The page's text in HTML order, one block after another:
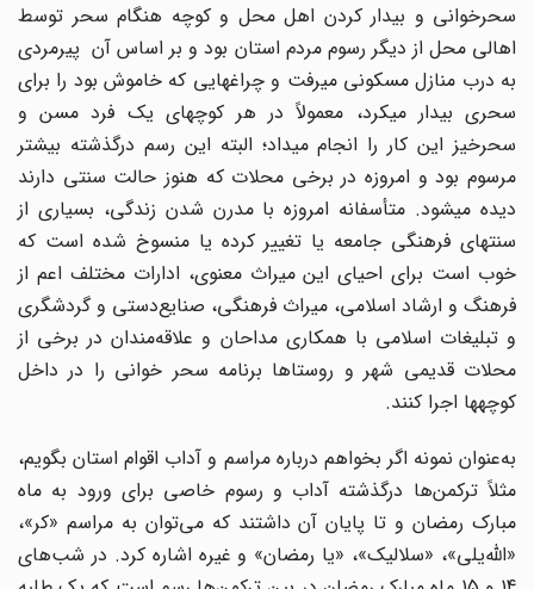
سحرخوانی و بیدار کردن اهل محل و کوچه هنگام سحر توسط
اهالی محل از دیگر رسوم مردم استان بود و بر اساس آن پیرمردی
به درب منازل مسکونی می‎رفت و چراغ‎هایی که خاموش بود را برای
سحری بیدار می‎کرد، معمولاً در هر کوچه‎ای یک فرد مسن و
سحرخیز این کار را انجام می‎داد؛ البته این رسم درگذشته بیشتر
مرسوم بود و امروزه در برخی محلات که هنوز حالت سنتی دارند
دیده می‎شود. متأسفانه امروزه با مدرن شدن زندگی، بسیاری از
سنت‎های فرهنگی جامعه یا تغییر کرده یا منسوخ‌ شده است که
خوب است برای احیای این میراث معنوی، ادارات مختلف اعم از
فرهنگ و ارشاد اسلامی، میراث فرهنگی، صنایع‌دستی و گردشگری
و تبلیغات اسلامی با همکاری مداحان و علاقه‌مندان در برخی از
محلات قدیمی شهر و روستاها برنامه سحر خوانی را در داخل
کوچه‎ها اجرا کنند.
به‌عنوان نمونه اگر بخواهم درباره مراسم و آداب اقوام استان بگویم،
مثلاً ترکمن‌ها درگذشته آداب‌ و رسوم خاصی برای ورود به ماه
مبارک رمضان و تا پایان آن داشتند که می‌توان به مراسم «کر»،
«الله‌یلی»، «سلالیک»، «یا رمضان» و غیره اشاره کرد. در شب‌های